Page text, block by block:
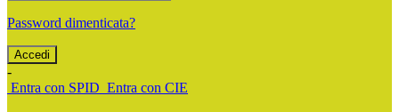
Password dimenticata?
-
Entra con SPID Entra con CIE